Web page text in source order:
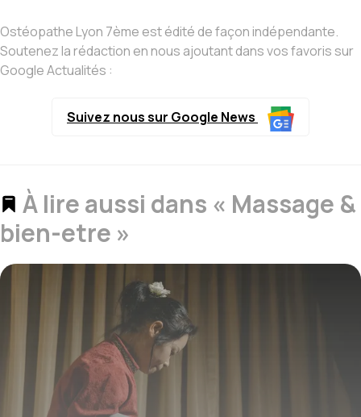
Ostéopathe Lyon 7ème est édité de façon indépendante.
Soutenez la rédaction en nous ajoutant dans vos favoris sur
Google Actualités :
Suivez nous sur Google News
À lire aussi dans « Massage &
bien-etre »